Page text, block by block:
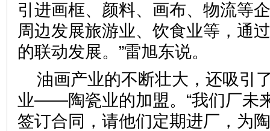
引进画框、颜料、画布、物流等
周边发展旅游业、饮食业等，通
的联动发展。”雷旭东说。
油画产业的不断壮大，还吸引
业——陶瓷业的加盟。“我们厂未
签订合同，请他们定期进厂，为